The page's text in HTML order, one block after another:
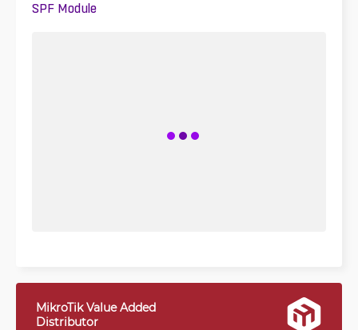
SPF Module
MikroTik Value Added
Distributor